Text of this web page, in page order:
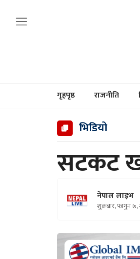
गृहपृष्ठ राजनीति
भिडियो
सटकट
नेपाल लाइभ
शुक्रबार, फागुन